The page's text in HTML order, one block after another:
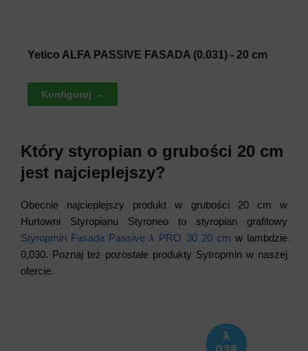
Yetico ALFA PASSIVE FASADA (0.031) - 20 cm
Konfiguruj →
Który styropian o grubości 20 cm
jest najcieplejszy?
Obecnie najcieplejszy produkt w grubości 20 cm w
Hurtowni Styropianu Styroneo to styropian grafitowy
Styropmin Fasada Passive λ PRO 30 20 cm w lambdzie
0,030. Poznaj też pozostałe produkty Sytropmin w naszej
ofercie.